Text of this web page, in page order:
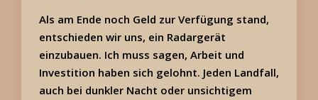
Als am Ende noch Geld zur Verfügung stand,
entschieden wir uns, ein Radargerät
einzubauen. Ich muss sagen, Arbeit und
Investition haben sich gelohnt. Jeden Landfall,
auch bei dunkler Nacht oder unsichtigem